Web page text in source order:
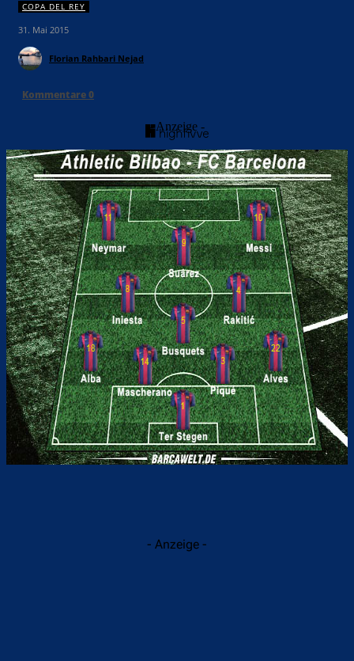
COPA DEL REY
31. Mai 2015
Florian Rahbari Nejad
Kommentare0
- Anzeige -
- Anzeige -